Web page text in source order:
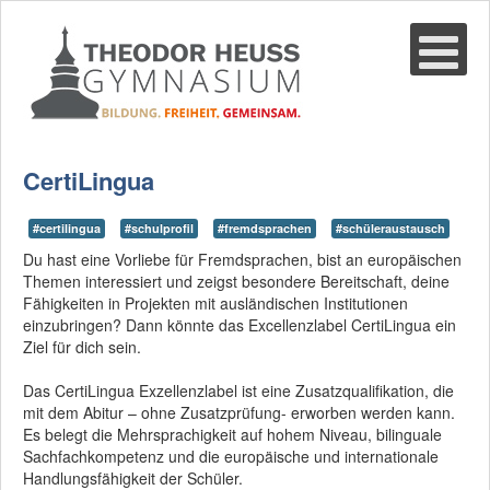
CertiLingua
#certilingua #schulprofil #fremdsprachen #schüleraustausch
Du hast eine Vorliebe für Fremdsprachen, bist an europäischen
Themen interessiert und zeigst besondere Bereitschaft, deine
Fähigkeiten in Projekten mit ausländischen Institutionen
einzubringen? Dann könnte das Excellenzlabel CertiLingua ein
Ziel für dich sein.
Das CertiLingua Exzellenzlabel ist eine Zusatzqualifikation, die
mit dem Abitur – ohne Zusatzprüfung- erworben werden kann.
Es belegt die Mehrsprachigkeit auf hohem Niveau, bilinguale
Sachfachkompetenz und die europäische und internationale
Handlungsfähigkeit der Schüler.